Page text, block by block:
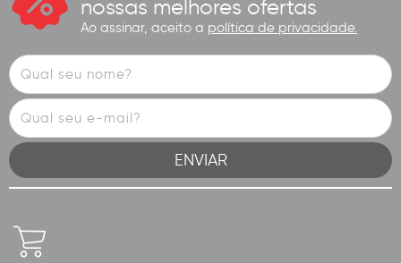
nossas melhores ofertas
Ao assinar, aceito a política de privacidade.